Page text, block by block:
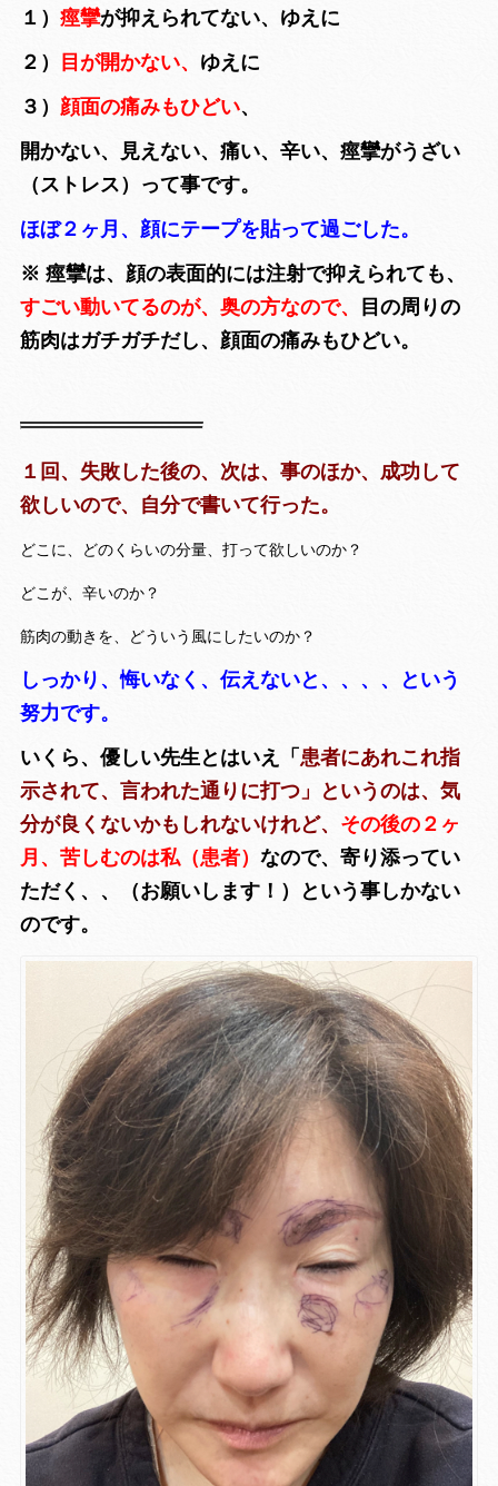
１） 痙攣が抑えられてない、ゆえに
２）
目が開かない、 ゆえに
３） 顔面の痛みもひどい、
開かない、見えない、痛い、辛い、痙攣がうざい
（ストレス）って事です。
ほぼ２ヶ月、顔にテープを貼って過ごした。
※ 痙攣は、顔の表面的には注射で抑えられても、
すごい動いてるのが、奥の方なので、
目の周りの
筋肉はガチガチだし、顔面の痛みもひどい。
１回、失敗した後の、次は、事のほか、成功して
欲しいので、自分で書いて行った。
どこに、どのくらいの分量、打って欲しいのか？
どこが、辛いのか？
筋肉の動きを、どういう風にしたいのか？
しっかり、悔いなく、伝えないと、、、、という
努力です。
いくら、優しい先生とはいえ「 患者にあれこれ指
示されて、言われた通りに打つ」というのは、気
分が良くないかもしれないけれど、 その後の２ヶ
月、苦しむのは私（患者） なので、寄り添ってい
ただく、、（お願いします！）という事しかない
のです。